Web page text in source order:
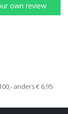
own review
anders € 6,95